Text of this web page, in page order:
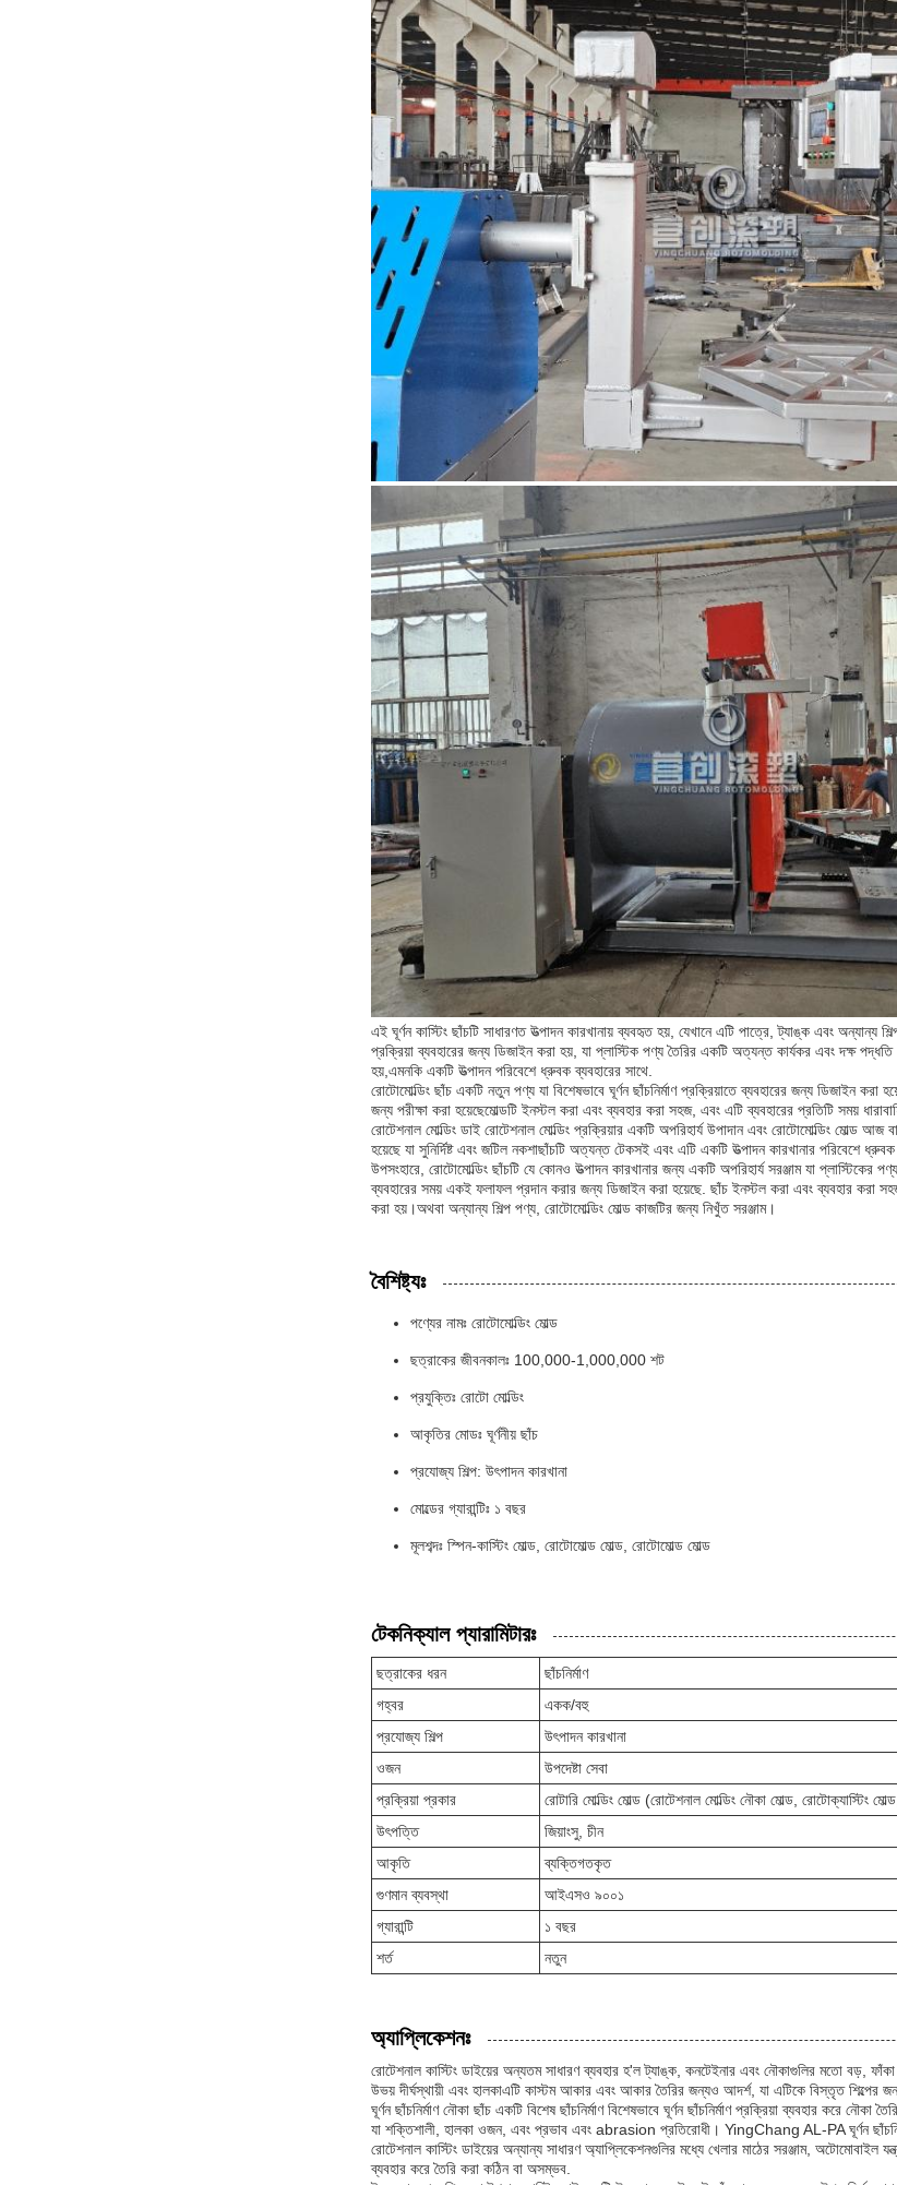
এই ঘূর্ণন কাস্টিং ছাঁচটি সাধারণত উত্পাদন কারখানায় ব্যবহৃত হয়, যেখানে এটি পাত্রে, ট্যাঙ্ক এবং অন্যান্য
প্রক্রিয়া ব্যবহারের জন্য ডিজাইন করা হয়, যা প্লাস্টিক পণ্য তৈরির একটি অত্যন্ত কার্যকর এবং দক্ষ
হয়,এমনকি একটি উত্পাদন পরিবেশে ধ্রুবক ব্যবহারের সাথে.
রোটোমোল্ডিং ছাঁচ একটি নতুন পণ্য যা বিশেষভাবে ঘূর্ণন ছাঁচনির্মাণ প্রক্রিয়াতে ব্যবহারের জন্য ডিজাইন
জন্য পরীক্ষা করা হয়েছেমোল্ডটি ইনস্টল করা এবং ব্যবহার করা সহজ, এবং এটি ব্যবহারের প্রতিটি সময়
রোটেশনাল মোল্ডিং ডাই রোটেশনাল মোল্ডিং প্রক্রিয়ার একটি অপরিহার্য উপাদান এবং রোটোমোল্ডিং মোল্ড
হয়েছে যা সুনির্দিষ্ট এবং জটিল নকশাছাঁচটি অত্যন্ত টেকসই এবং এটি একটি উত্পাদন কারখানার পরিবেশে
উপসংহারে, রোটোমোল্ডিং ছাঁচটি যে কোনও উত্পাদন কারখানার জন্য একটি অপরিহার্য সরঞ্জাম যা প্লাস্টিকের
ব্যবহারের সময় একই ফলাফল প্রদান করার জন্য ডিজাইন করা হয়েছে. ছাঁচ ইনস্টল করা এবং ব্যবহার করা
করা হয়।অথবা অন্যান্য শিল্প পণ্য, রোটোমোল্ডিং মোল্ড কাজটির জন্য নিখুঁত সরঞ্জাম।
বৈশিষ্ট্যঃ
পণ্যের নামঃ রোটোমোল্ডিং মোল্ড
ছত্রাকের জীবনকালঃ 100,000-1,000,000 শট
প্রযুক্তিঃ রোটো মোল্ডিং
আকৃতির মোডঃ ঘূর্ণনীয় ছাঁচ
প্রযোজ্য শিল্প: উৎপাদন কারখানা
মোল্ডের গ্যারান্টিঃ ১ বছর
মূলশব্দঃ স্পিন-কাস্টিং মোল্ড, রোটোমোল্ড মোল্ড, রোটোমোল্ড মোল্ড
টেকনিক্যাল প্যারামিটারঃ
ছত্রাকের ধরন
ছাঁচনির্মাণ
গহ্বর
একক/বহু
প্রযোজ্য শিল্প
উৎপাদন কারখানা
ওজন
উপদেষ্টা সেবা
প্রক্রিয়া প্রকার
রোটারি মোল্ডিং মোল্ড (রোটেশনাল মোল্ডিং নৌকা মোল্ড, রোটোক্যাস্টিং
উৎপত্তি
জিয়াংসু, চীন
আকৃতি
ব্যক্তিগতকৃত
গুণমান ব্যবস্থা
আইএসও ৯০০১
গ্যারান্টি
১ বছর
শর্ত
নতুন
অ্যাপ্লিকেশনঃ
রোটেশনাল কাস্টিং ডাইয়ের অন্যতম সাধারণ ব্যবহার হ'ল ট্যাঙ্ক, কনটেইনার এবং নৌকাগুলির মতো বড়,
উভয় দীর্ঘস্থায়ী এবং হালকাএটি কাস্টম আকার এবং আকার তৈরির জন্যও আদর্শ, যা এটিকে বিস্তৃত শিল্পের
ঘূর্ণন ছাঁচনির্মাণ নৌকা ছাঁচ একটি বিশেষ ছাঁচনির্মাণ বিশেষভাবে ঘূর্ণন ছাঁচনির্মাণ প্রক্রিয়া ব্যবহার করে
যা শক্তিশালী, হালকা ওজন, এবং প্রভাব এবং abrasion প্রতিরোধী। YingChang AL-PA ঘূর্ণন
রোটেশনাল কাস্টিং ডাইয়ের অন্যান্য সাধারণ অ্যাপ্লিকেশনগুলির মধ্যে খেলার মাঠের সরঞ্জাম,
ব্যবহার করে তৈরি করা কঠিন বা অসম্ভব.